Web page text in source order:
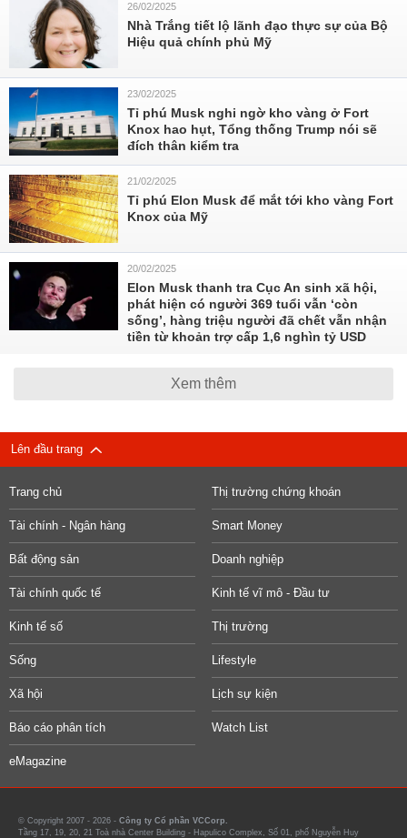
26/02/2025
Nhà Trắng tiết lộ lãnh đạo thực sự của Bộ
Hiệu quả chính phủ Mỹ
23/02/2025
Tỉ phú Musk nghi ngờ kho vàng ở Fort
Knox hao hụt, Tổng thống Trump nói sẽ
đích thân kiểm tra
21/02/2025
Tỉ phú Elon Musk để mắt tới kho vàng Fort
Knox của Mỹ
20/02/2025
Elon Musk thanh tra Cục An sinh xã hội,
phát hiện có người 369 tuổi vẫn ‘còn
sống’, hàng triệu người đã chết vẫn nhận
tiền từ khoản trợ cấp 1,6 nghìn tỷ USD
Xem thêm
Lên đầu trang
Trang chủ Thị trường chứng khoán
Tài chính - Ngân hàng Smart Money
Bất động sản Doanh nghiệp
Tài chính quốc tế Kinh tế vĩ mô - Đầu tư
Kinh tế số Thị trường
Sống Lifestyle
Xã hội Lịch sự kiện
Báo cáo phân tích Watch List
eMagazine
© Copyright 2007 - 2026 - Công ty Cổ phần VCCorp.
Tầng 17, 19, 20, 21 Toà nhà Center Building - Hapulico Complex, Số 01, phố Nguyễn Huy